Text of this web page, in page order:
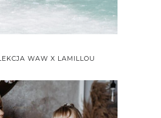
WAW X LAMILLOU